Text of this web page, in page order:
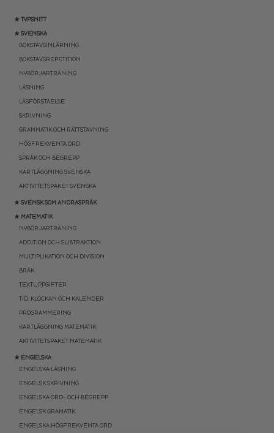
★ TYPSNITT
★ SVENSKA
BOKSTAVSINLÄRNING
BOKSTAVSREPETITION
NYBÖRJARTRÄNING
LÄSNING
LÄSFÖRSTÅELSE
SKRIVNING
GRAMMATIK OCH RÄTTSTAVNING
HÖGFREKVENTA ORD
SPRÅK OCH BEGREPP
KARTLÄGGNING SVENSKA
AKTIVITETSPAKET SVENSKA
★ SVENSK SOM ANDRASPRÅK
★ MATEMATIK
NYBÖRJARTRÄNING
ADDITION OCH SUBTRAKTION
MULTIPLIKATION OCH DIVISION
BRÅK
TEXTUPPGIFTER
TID: KLOCKAN OCH KALENDER
PROGRAMMERING
KARTLÄGGNING MATEMATIK
AKTIVITETSPAKET MATEMATIK
★ ENGELSKA
ENGELSKA LÄSNING
ENGELSK SKRIVNING
ENGELSKA ORD- OCH BEGREPP
ENGELSK GRAMATIK
ENGELSKA HÖGFREKVENTA ORD